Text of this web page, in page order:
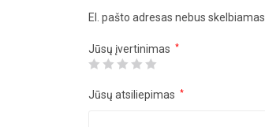
El. pašto adresas nebus skelbiamas.
Jūsų įvertinimas *
Jūsų atsiliepimas *